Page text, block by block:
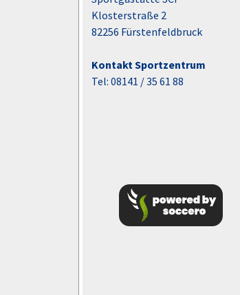
Klosterstraße 2
82256 Fürstenfeldbruck
Kontakt Sportzentrum
Tel: 08141 / 35 61 88